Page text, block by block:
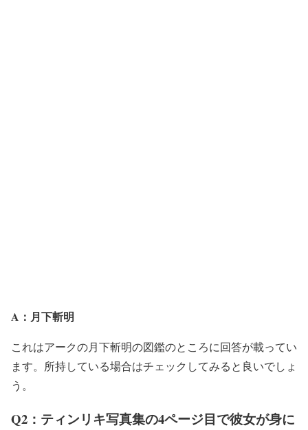
A：月下斬明
これはアークの月下斬明の図鑑のところに回答が載ってい
ます。所持している場合はチェックしてみると良いでしょ
う。
Q2：ティンリキ写真集の4ページ目で彼女が身に